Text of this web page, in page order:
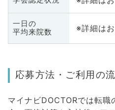
一日の
平均来院数
※詳細は
応募方法・ご利用の
マイナビDOCTORでは転職